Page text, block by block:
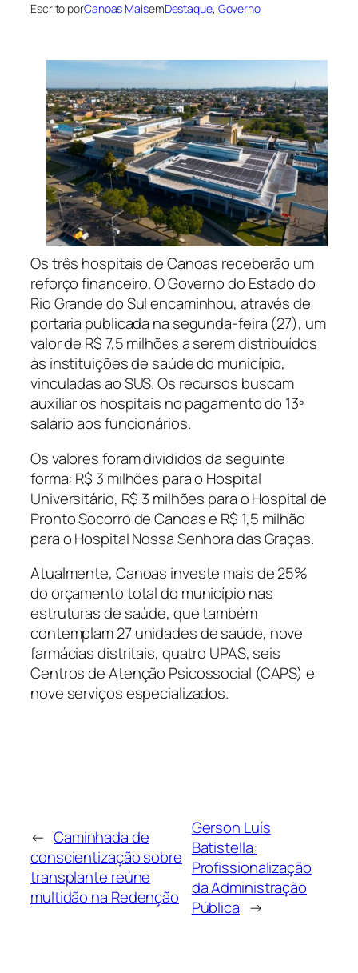
Escrito porCanoas MaisemDestaque, Governo
Os três hospitais de Canoas receberão um
reforço financeiro. O Governo do Estado do
Rio Grande do Sul encaminhou, através de
portaria publicada na segunda-feira (27), um
valor de R$ 7,5 milhões a serem distribuídos
às instituições de saúde do município,
vinculadas ao SUS. Os recursos buscam
auxiliar os hospitais no pagamento do 13º
salário aos funcionários.
Os valores foram divididos da seguinte
forma: R$ 3 milhões para o Hospital
Universitário, R$ 3 milhões para o Hospital de
Pronto Socorro de Canoas e R$ 1,5 milhão
para o Hospital Nossa Senhora das Graças.
Atualmente, Canoas investe mais de 25%
do orçamento total do município nas
estruturas de saúde, que também
contemplam 27 unidades de saúde, nove
farmácias distritais, quatro UPAS, seis
Centros de Atenção Psicossocial (CAPS) e
nove serviços especializados.
← Caminhada de
conscientização sobre
transplante reúne
multidão na Redenção
Gerson Luís
Batistella:
Profissionalização
da Administração
Pública →